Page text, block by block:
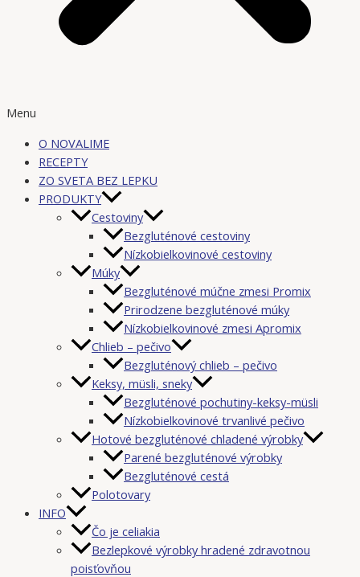
Menu
O NOVALIME
RECEPTY
ZO SVETA BEZ LEPKU
PRODUKTY
Cestoviny
Bezgluténové cestoviny
Nízkobielkovinové cestoviny
Múky
Bezgluténové múčne zmesi Promix
Prirodzene bezgluténové múky
Nízkobielkovinové zmesi Apromix
Chlieb – pečivo
Bezgluténový chlieb – pečivo
Keksy, müsli, sneky
Bezgluténové pochutiny-keksy-müsli
Nízkobielkovinové trvanlivé pečivo
Hotové bezgluténové chladené výrobky
Parené bezgluténové výrobky
Bezgluténové cestá
Polotovary
INFO
Čo je celiakia
Bezlepkové výrobky hradené zdravotnou
poisťovňou